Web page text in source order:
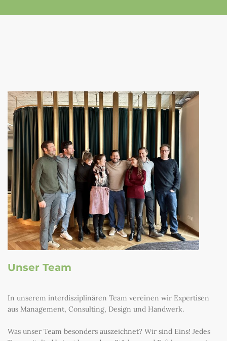
Unser Team
In unserem interdisziplinären Team vereinen wir Expertisen
aus Management, Consulting, Design und Handwerk.
Was unser Team besonders auszeichnet? Wir sind Eins! Jedes